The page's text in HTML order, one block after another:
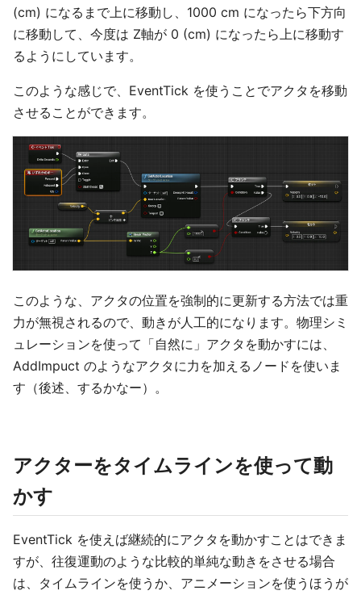
(cm) になるまで上に移動し、1000 cm になったら下方向
に移動して、今度は Z軸が 0 (cm) になったら上に移動す
るようにしています。
このような感じで、EventTick を使うことでアクタを移動
させることができます。
このような、アクタの位置を強制的に更新する方法では重
力が無視されるので、動きが人工的になります。物理シミ
ュレーションを使って「自然に」アクタを動かすには、
AddImpuct のようなアクタに力を加えるノードを使いま
す（後述、するかなー）。
アクターをタイムラインを使って動
かす
EventTick を使えば継続的にアクタを動かすことはできま
すが、往復運動のような比較的単純な動きをさせる場合
は、タイムラインを使うか、アニメーションを使うほうが